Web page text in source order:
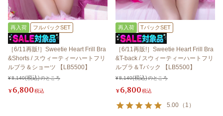
再入荷 フルバックSET
［6/11再販!］Sweetie Heart Frill Bra
&Shorts / スウィーティーハートフリ
ルブラ＆ショーツ 【LB5500】
¥8,140 のところ
¥6,800税込
再入荷 TバックSET
［6/11再販!］Sweetie Heart Frill Bra
&T-back / スウィーティーハートフリ
ルブラ＆Tバック 【LB5500】
¥8,140 のところ
¥6,800税込
5.00 （ 1 ）